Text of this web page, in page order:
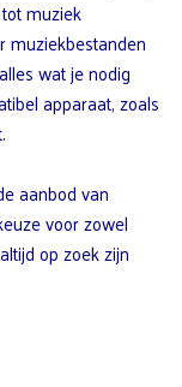
muziek
muziekbestanden
wat je nodig
apparaat, zoals
aanbod van
voor zowel
op zoek zijn